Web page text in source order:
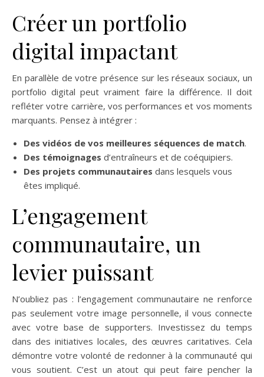
Créer un portfolio
digital impactant
En parallèle de votre présence sur les réseaux sociaux, un
portfolio digital peut vraiment faire la différence. Il doit
refléter votre carrière, vos performances et vos moments
marquants. Pensez à intégrer :
Des vidéos de vos meilleures séquences de match.
Des témoignages d’entraîneurs et de coéquipiers.
Des projets communautaires dans lesquels vous
êtes impliqué.
L’engagement
communautaire, un
levier puissant
N’oubliez pas : l’engagement communautaire ne renforce
pas seulement votre image personnelle, il vous connecte
avec votre base de supporters. Investissez du temps
dans des initiatives locales, des œuvres caritatives. Cela
démontre votre volonté de redonner à la communauté qui
vous soutient. C’est un atout qui peut faire pencher la